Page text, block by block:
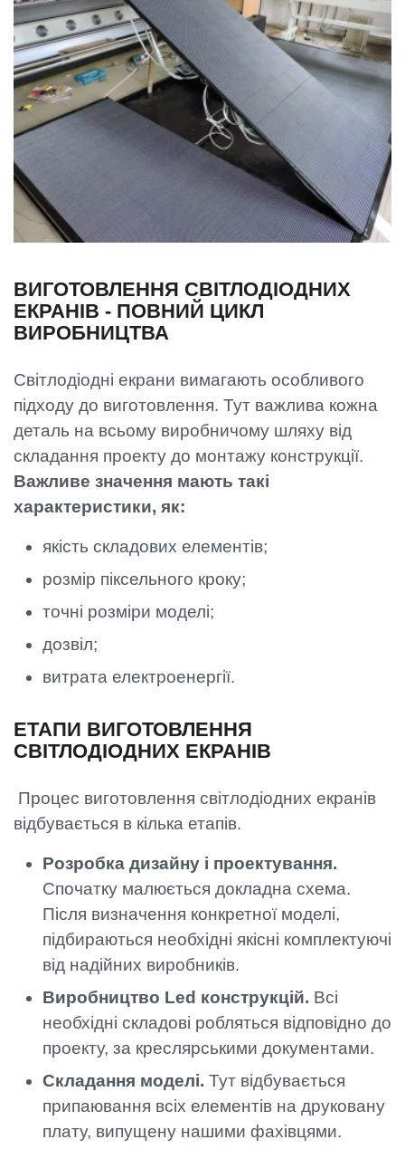
ВИГОТОВЛЕННЯ СВІТЛОДІОДНИХ
ЕКРАНІВ - ПОВНИЙ ЦИКЛ
ВИРОБНИЦТВА
Світлодіодні екрани вимагають особливого
підходу до виготовлення. Тут важлива кожна
деталь на всьому виробничому шляху від
складання проекту до монтажу конструкції.
Важливе значення мають такі
характеристики, як:
якість складових елементів;
розмір піксельного кроку;
точні розміри моделі;
дозвіл;
витрата електроенергії.
ЕТАПИ ВИГОТОВЛЕННЯ
СВІТЛОДІОДНИХ ЕКРАНІВ
Процес виготовлення світлодіодних екранів
відбувається в кілька етапів.
Розробка дизайну і проектування.
Спочатку малюється докладна схема.
Після визначення конкретної моделі,
підбираються необхідні якісні комплектуючі
від надійних виробників.
Виробництво Led конструкцій. Всі
необхідні складові робляться відповідно до
проекту, за креслярськими документами.
Складання моделі. Тут відбувається
припаювання всіх елементів на друковану
плату, випущену нашими фахівцями.